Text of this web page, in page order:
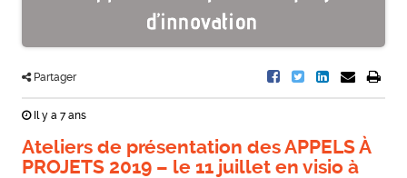
Partager
Il y a 7 ans
Ateliers de présentation des APPELS À
PROJETS 2019 – le 11 juillet en visio à